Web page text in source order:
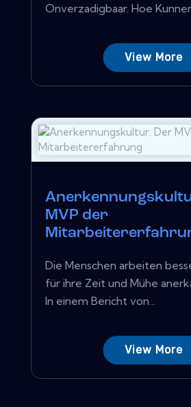
Onverzadigbaar. Hoe Kunnen
View More
MVP der
Die Menschen arbeiten
für ihre Zeit und Mühe
In einem Bericht von...
View More